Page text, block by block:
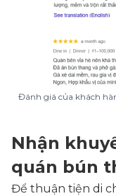
Đánh giá của khách
Nhận
quán bún
Để thuận tiện di